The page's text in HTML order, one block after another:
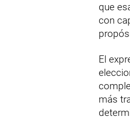
que
con
El
más